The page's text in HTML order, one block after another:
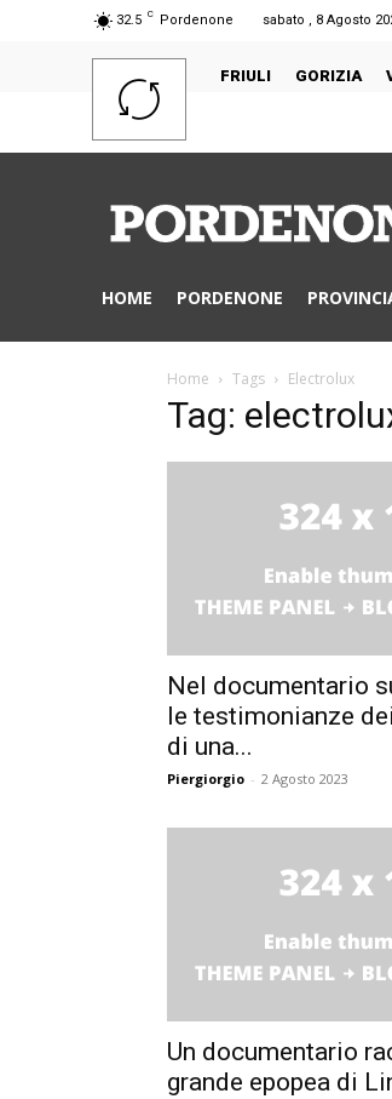
32.5 C Pordenone sabato , 8 Agosto
FRIULI GORIZIA
HOME PORDENONE
Home Tags Electrolux
Tag:
Nel documentario
le testimonianze
di una...
Piergiorgio - 2 Agosto 2023
Un documentario
grande epopea di